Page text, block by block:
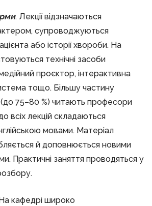
. Лекції відзначаються
супроводжуються
або історії хвороби. На
технічні засоби
проєктор, інтерактивна
тощо. Більшу частину
(до 75–80 %) читають професори
всіх лекцій складаються
мовами. Матеріал
й доповнюється новими
Практичні заняття проводяться у
кафедрі широко